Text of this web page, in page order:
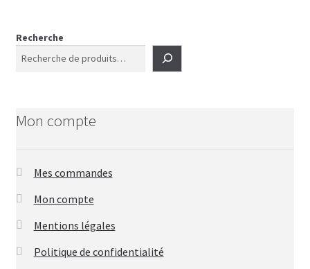
Recherche
Mon compte
Mes commandes
Mon compte
Mentions légales
Politique de confidentialité